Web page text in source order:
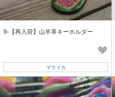
9-【再入荷】山羊革キーホルダー
マライカ